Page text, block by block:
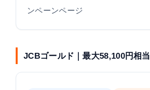
ンペーンページ
JCBゴールド｜最大58,100円相当